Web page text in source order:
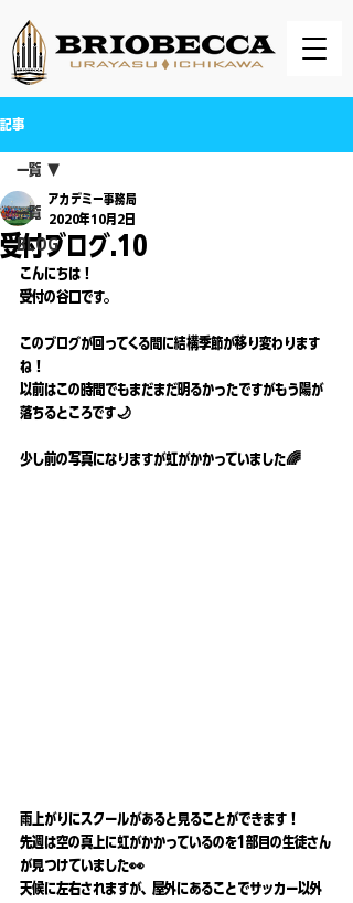
記事
一覧
BLOG
一覧
受付ブログ.10
アカデミー事務局
2020年10月2日
こんにちは！
受付の谷口です。
このブログが回ってくる間に結構季節が移り変わります
ね！
以前はこの時間でもまだまだ明るかったですがもう陽が
落ちるところです🌙
少し前の写真になりますが虹がかかっていました🌈
雨上がりにスクールがあると見ることができます！
先週は空の真上に虹がかかっているのを1部目の生徒さん
が見つけていました👀
天候に左右されますが、屋外にあることでサッカー以外